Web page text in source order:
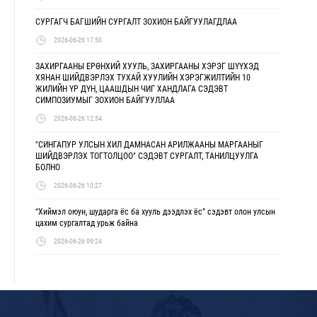
СУРГАГЧ БАГШИЙН СУРГАЛТ ЗОХИОН БАЙГУУЛАГДЛАА
2026-06-26 17:50
ЗАХИРГААНЫ ЕРӨНХИЙ ХУУЛЬ, ЗАХИРГААНЫ ХЭРЭГ ШҮҮХЭД
ХЯНАН ШИЙДВЭРЛЭХ ТУХАЙ ХУУЛИЙН ХЭРЭГЖИЛТИЙН 10
ЖИЛИЙН ҮР ДҮН, ЦААШДЫН ЧИГ ХАНДЛАГА СЭДЭВТ
СИМПОЗИУМЫГ ЗОХИОН БАЙГУУЛЛАА
2026-06-26 12:54
"СИНГАПУР УЛСЫН ХИЛ ДАМНАСАН АРИЛЖААНЫ МАРГААНЫГ
ШИЙДВЭРЛЭХ ТОГТОЛЦОО" СЭДЭВТ СУРГАЛТ, ТАНИЛЦУУЛГА
БОЛНО
2026-06-26 10:27
“Хиймэл оюун, шударга ёс ба хууль дээдлэх ёс” сэдэвт олон улсын
цахим сургалтад урьж байна
2026-06-26 09:24